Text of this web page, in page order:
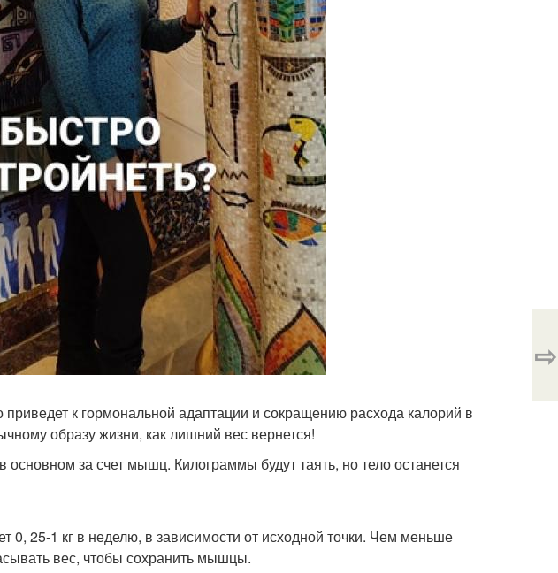
к гормональной адаптации и сокращению расхода калорий в
образу жизни, как лишний вес вернется!
за счет мышц. Килограммы будут таять, но тело останется
0, 25-1 кг в неделю, в зависимости от исходной точки. Чем меньше
вес, чтобы сохранить мышцы.
⇨